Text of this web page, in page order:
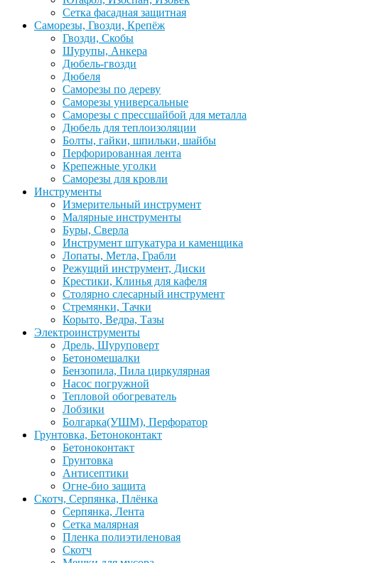
Сетка фасадная защитная
Саморезы, Гвозди, Крепёж
Гвозди, Скобы
Шурупы, Анкера
Дюбель-гвозди
Дюбеля
Саморезы по дереву
Саморезы универсальные
Саморезы с прессшайбой для металла
Дюбель для теплоизоляции
Болты, гайки, шпильки, шайбы
Перфорированная лента
Крепежные уголки
Саморезы для кровли
Инструменты
Измерительный инструмент
Малярные инструменты
Буры, Сверла
Инструмент штукатура и каменщика
Лопаты, Метла, Грабли
Режущий инструмент, Диски
Крестики, Клинья для кафеля
Столярно слесарный инструмент
Стремянки, Тачки
Корыто, Ведра, Тазы
Электроинструменты
Дрель, Шуруповерт
Бетономешалки
Бензопила, Пила циркулярная
Насос погружной
Тепловой обогреватель
Лобзики
Болгарка(УШМ), Перфоратор
Грунтовка, Бетоноконтакт
Бетоноконтакт
Грунтовка
Антисептики
Огне-био защита
Скотч, Серпянка, Плёнка
Серпянка, Лента
Сетка малярная
Пленка полиэтиленовая
Скотч